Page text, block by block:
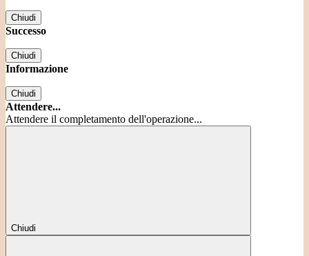
Chiudi
Successo
Chiudi
Informazione
Chiudi
Attendere...
Attendere il completamento dell'operazione...
Chiudi